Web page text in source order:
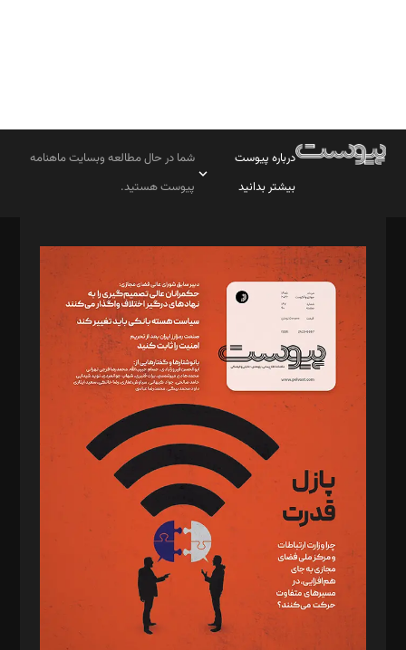
درباره پیوست
بیشتر بدانید
شما در حال مطالعه وبسایت ماهنامه
پیوست هستید.
مدیر مسئول: محمدباقر اثنی‌عشری
سردبیر: مهرک محمودی
دبیر تحریریه: میثم قاسمی
د‌بیر ناداستان: سمانه سمیع
د‌بیر خدمت و تجارت: ابوالفضل رجبی
د‌بیر حقوق فناوری: حسام‌الدین ایپکچی
د‌بیر پیوست جهان: مینا پاکدل
د‌بیر تحریریه آنلاین: بابک نقاش
تحریریه‌: مجتبی محمود‌ی، آرش برهمند، یسنا امان‌پور، سروش کرمیان،
مصطفی مسجدی آرانی، ابوالفضل رجبی، زهرا فکرانه، فائزه فتحی
رستمی،مصطفی باستان
ویرایش: نگار استاد‌‌آقا
طراح یونیفرم: مجید توکلی
فیلمبرداری و عکاسی: امیر شفیعی، مانی لطفی زاده
گرافیک و صفحه‌آرایی: سید‌سبحان‌علی ثابت
مد‌یر توسعه تجاری: کامبیز برید‌